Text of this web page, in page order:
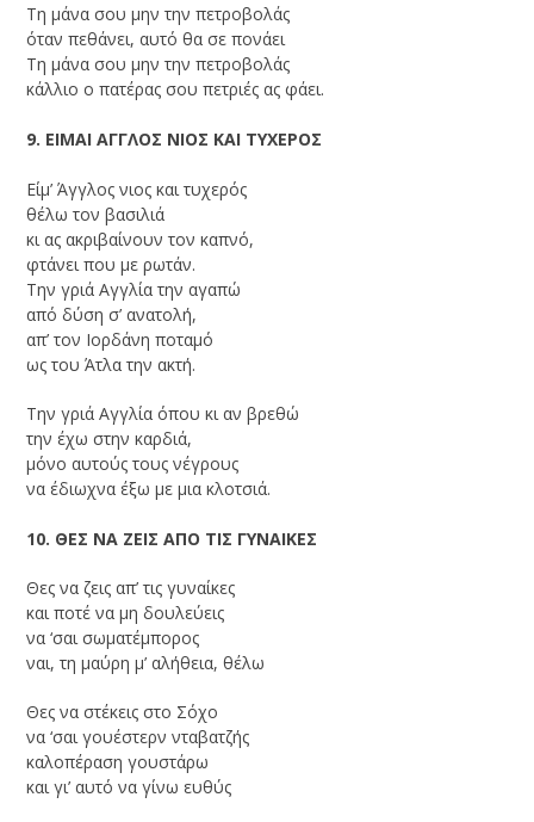
Τη μάνα σου μην την πετροβολάς
όταν πεθάνει, αυτό θα σε πονάει
Τη μάνα σου μην την πετροβολάς
κάλλιο ο πατέρας σου πετριές ας φάει.
9. ΕΙΜΑΙ ΑΓΓΛΟΣ ΝΙΟΣ ΚΑΙ ΤΥΧΕΡΟΣ
Είμ’ Άγγλος νιος και τυχερός
θέλω τον βασιλιά
κι ας ακριβαίνουν τον καπνό,
φτάνει που με ρωτάν.
Την γριά Αγγλία την αγαπώ
από δύση σ’ ανατολή,
απ’ τον Ιορδάνη ποταμό
ως του Άτλα την ακτή.
Την γριά Αγγλία όπου κι αν βρεθώ
την έχω στην καρδιά,
μόνο αυτούς τους νέγρους
να έδιωχνα έξω με μια κλοτσιά.
10. ΘΕΣ ΝΑ ΖΕΙΣ ΑΠΟ ΤΙΣ ΓΥΝΑΙΚΕΣ
Θες να ζεις απ’ τις γυναίκες
και ποτέ να μη δουλεύεις
να ‘σαι σωματέμπορος
ναι, τη μαύρη μ’ αλήθεια, θέλω
Θες να στέκεις στο Σόχο
να ‘σαι γουέστερν νταβατζής
καλοπέραση γουστάρω
και γι’ αυτό να γίνω ευθύς